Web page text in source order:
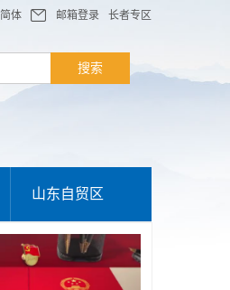
简体 邮箱登录 长者专区
山东自贸区